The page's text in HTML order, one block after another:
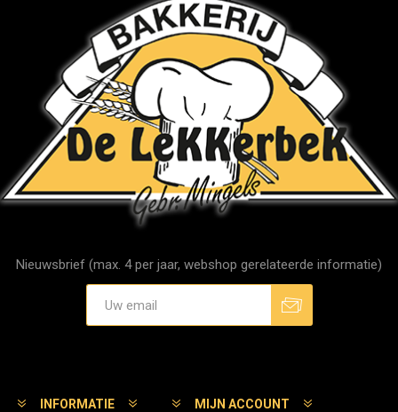
Nieuwsbrief (max. 4 per jaar, webshop gerelateerde informatie)
INFORMATIE MIJN ACCOUNT